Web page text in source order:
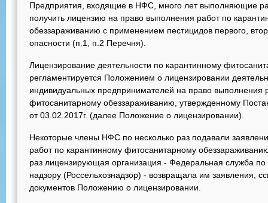
Предприятия, входящие в НФС, много лет выполняющие
получить лицензию на право выполнения работ по
обеззараживанию с применением пестицидов первого,
опасности (п.1, п.2 Перечня).
Лицензирование деятельности по карантинному
регламентируется Положением о лицензировании
индивидуальных предпринимателей на право выполнения
фитосанитарному обеззараживанию, утвержденному
от 03.02.2017г. (далее Положение о лицензировании).
Некоторые члены НФС по несколько раз подавали
работ по карантинному фитосанитарному
раз лицензирующая организация - Федеральная служба
надзору (Россельхознадзор) - возвращала им заявления,
документов Положению о лицензировании.